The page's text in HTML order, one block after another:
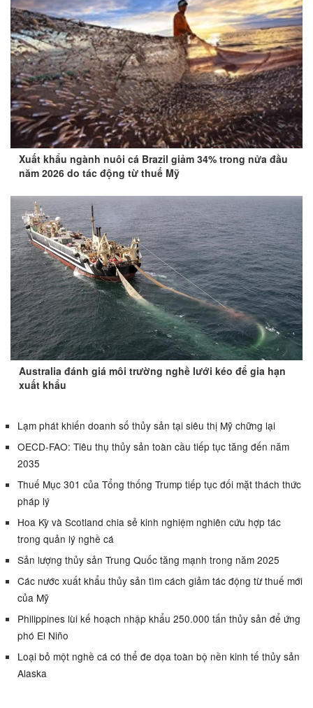
Xuất khẩu ngành nuôi cá Brazil giảm 34% trong nửa đầu
năm 2026 do tác động từ thuế Mỹ
Australia đánh giá môi trường nghề lưới kéo để gia hạn
xuất khẩu
Lạm phát khiến doanh số thủy sản tại siêu thị Mỹ chững lại
OECD-FAO: Tiêu thụ thủy sản toàn cầu tiếp tục tăng đến năm
2035
Thuế Mục 301 của Tổng thống Trump tiếp tục đối mặt thách thức
pháp lý
Hoa Kỳ và Scotland chia sẻ kinh nghiệm nghiên cứu hợp tác
trong quản lý nghề cá
Sản lượng thủy sản Trung Quốc tăng mạnh trong năm 2025
Các nước xuất khẩu thủy sản tìm cách giảm tác động từ thuế mới
của Mỹ
Philippines lùi kế hoạch nhập khẩu 250.000 tấn thủy sản để ứng
phó El Niño
Loại bỏ một nghề cá có thể đe dọa toàn bộ nền kinh tế thủy sản
Alaska